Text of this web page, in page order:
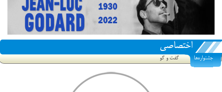
اختصاصی
جشنواره‌ها گفت و گو